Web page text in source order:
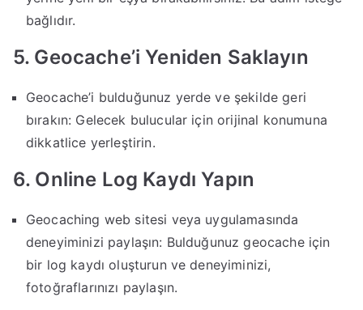
bağlıdır.
5. Geocache’i Yeniden Saklayın
Geocache’i bulduğunuz yerde ve şekilde geri
bırakın: Gelecek bulucular için orijinal konumuna
dikkatlice yerleştirin.
6. Online Log Kaydı Yapın
Geocaching web sitesi veya uygulamasında
deneyiminizi paylaşın: Bulduğunuz geocache için
bir log kaydı oluşturun ve deneyiminizi,
fotoğraflarınızı paylaşın.